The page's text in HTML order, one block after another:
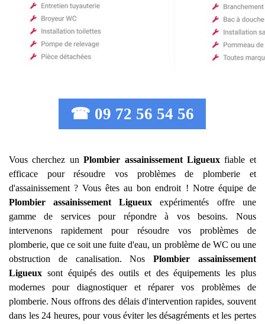
☎ 09 72 56 54 56
Vous cherchez unPlombier assainissement Ligueux fiable et
efficace pour résoudre vos problèmes de plomberie et
d'assainissement ? Vous êtes au bon endroit ! Notre équipe de
Plombier assainissement
Ligueux expérimentés offre une
gamme de services pour répondre à vos besoins. Nous
intervenons rapidement pour résoudre vos problèmes de
plomberie, que ce soit une fuite d'eau, un problème de WC ou une
obstruction de canalisation. Nos Plombier assainissement
Ligueux sont équipés des outils et des équipements les plus
modernes pour diagnostiquer et réparer vos problèmes de
plomberie. Nous offrons des délais d'intervention rapides, souvent
dans les 24 heures, pour vous éviter les désagréments et les pertes